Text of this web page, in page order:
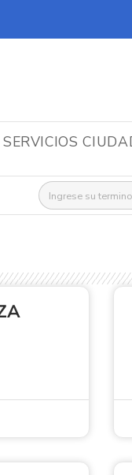
Buscar: